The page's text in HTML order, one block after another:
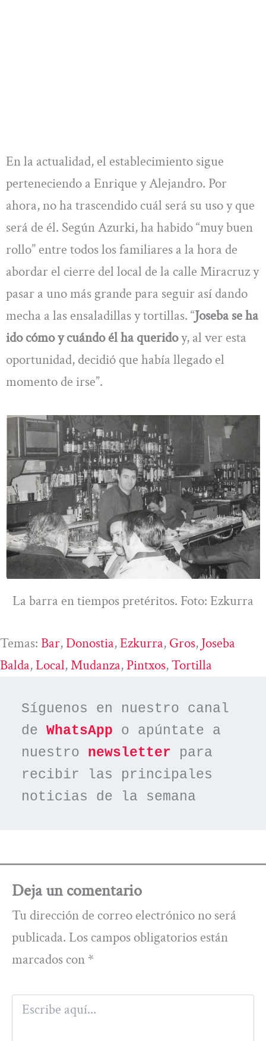
En la actualidad, el establecimiento sigue
perteneciendo a Enrique y Alejandro. Por
ahora, no ha trascendido cuál será su uso y que
será de él. Según Azurki, ha habido “muy buen
rollo” entre todos los familiares a la hora de
abordar el cierre del local de la calle Miracruz y
pasar a uno más grande para seguir así dando
mecha a las ensaladillas y tortillas. “Joseba se ha
ido cómo y cuándo él ha queridoy, al ver esta
oportunidad, decidió que había llegado el
momento de irse”.
La barra en tiempos pretéritos. Foto: Ezkurra
Temas: Bar, Donostia, Ezkurra, Gros, Joseba
Balda, Local, Mudanza, Pintxos, Tortilla
Síguenos en nuestro canal
de WhatsApp o apúntate a
nuestro newsletter para
recibir las principales
noticias de la semana
Deja un comentario
Tu dirección de correo electrónico no será
publicada. Los campos obligatorios están
marcados con *
Escribe
aquí...